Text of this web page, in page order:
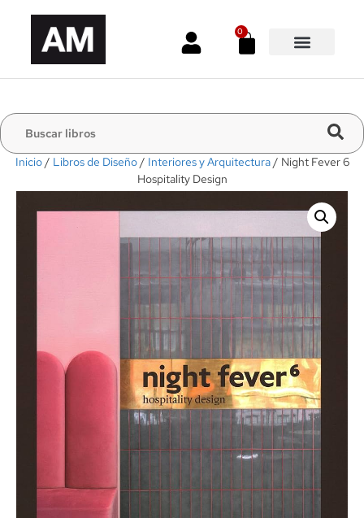
0
Inicio/ Libros de Diseño/ Interiores y Arquitectura/ Night Fever 6
Hospitality Design